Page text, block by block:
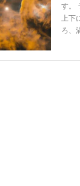
す。
上
ろ、